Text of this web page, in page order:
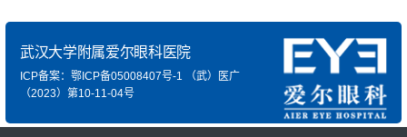
武汉大学附属爱尔眼科医院
ICP备案：鄂ICP备05008407号-1 （武）医广
（2023）第10-11-04号